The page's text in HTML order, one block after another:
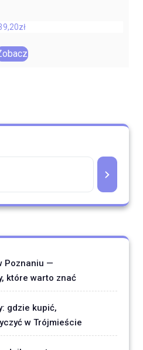
zł
Poznaniu —
które warto znać
gdzie kupić,
w Trójmieście